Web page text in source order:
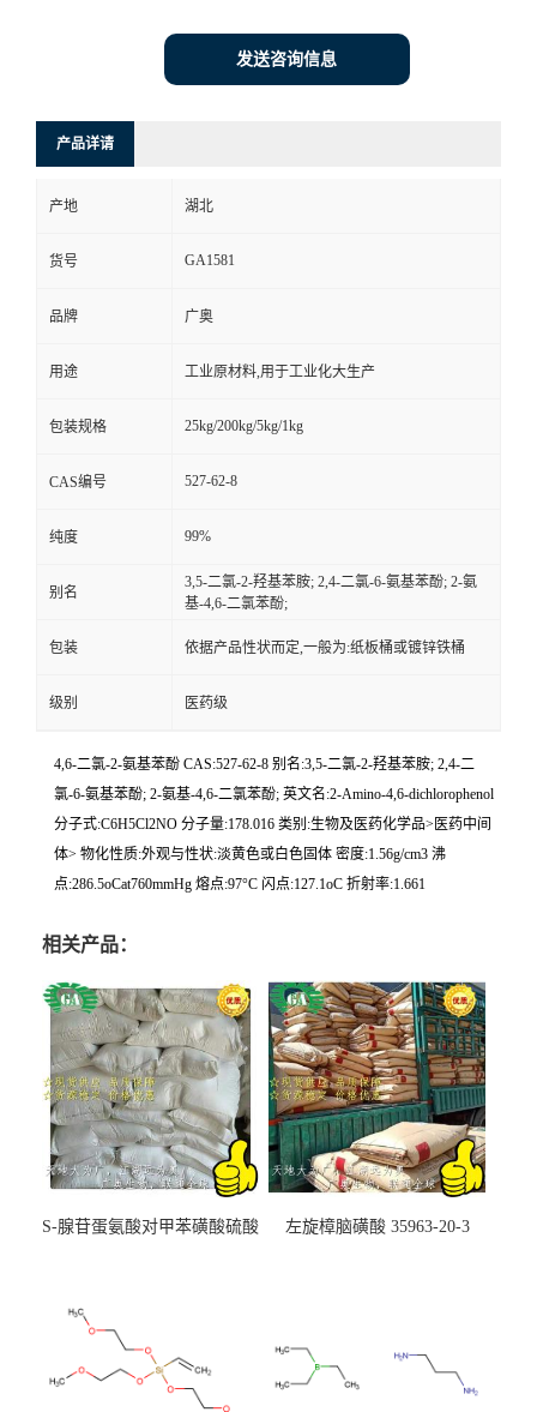
发送咨询信息
产品详请
产地 湖北
货号 GA1581
品牌 广奥
用途 工业原材料,用于工业化大生产
包装规格 25kg/200kg/5kg/1kg
CAS编号 527-62-8
纯度 99%
别名
3,5-二氯-2-羟基苯胺; 2,4-二氯-6-氨基苯酚; 2-氨
基-4,6-二氯苯酚;
包装 依据产品性状而定,一般为:纸板桶或镀锌铁桶
级别 医药级
4,6-二氯-2-氨基苯酚 CAS:527-62-8 别名:3,5-二氯-2-羟基苯胺; 2,4-二
氯-6-氨基苯酚; 2-氨基-4,6-二氯苯酚; 英文名:2-Amino-4,6-dichlorophenol
分子式:C6H5Cl2NO 分子量:178.016 类别:生物及医药化学品>医药中间
体> 物化性质:外观与性状:淡黄色或白色固体 密度:1.56g/cm3 沸
点:286.5oCat760mmHg 熔点:97°C 闪点:127.1oC 折射率:1.661
相关产品：
S-腺苷蛋氨酸对甲苯磺酸硫酸
左旋樟脑磺酸 35963-20-3